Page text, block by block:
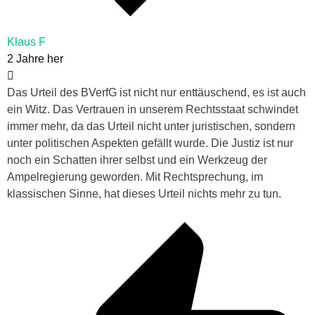
Klaus F
2 Jahre her
Das Urteil des BVerfG ist nicht nur enttäuschend, es ist auch
ein Witz. Das Vertrauen in unserem Rechtsstaat schwindet
immer mehr, da das Urteil nicht unter juristischen, sondern
unter politischen Aspekten gefällt wurde. Die Justiz ist nur
noch ein Schatten ihrer selbst und ein Werkzeug der
Ampelregierung geworden. Mit Rechtsprechung, im
klassischen Sinne, hat dieses Urteil nichts mehr zu tun.